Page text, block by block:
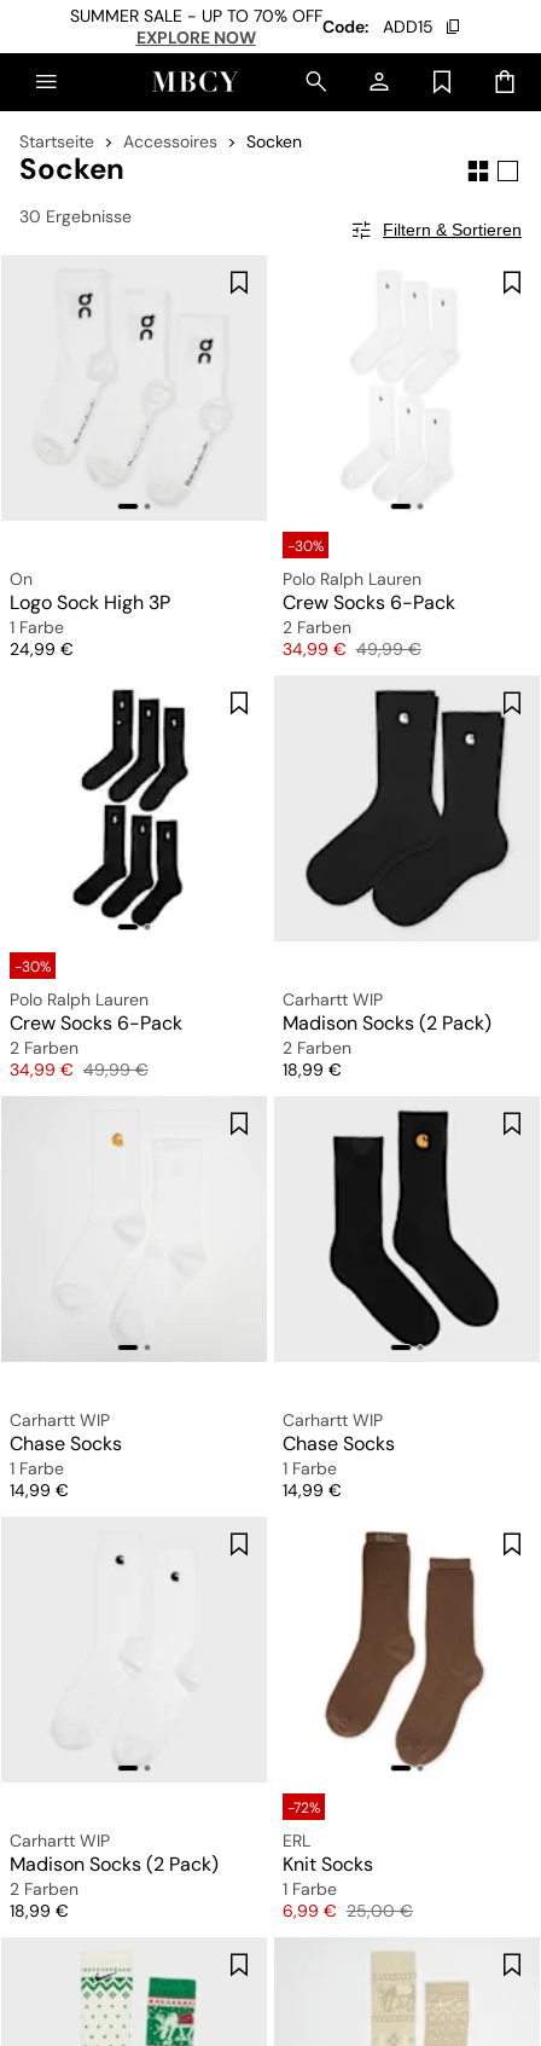
SUMMER SALE - UP TO 70% OFF
EXPLORE NOW
Code: ADD15
Startseite Accessoires Socken
Socken
30 Ergebnisse
Filtern & Sortieren
On
Logo Sock High 3P
1 Farbe
Preis
24,99 €
-30%
Polo Ralph Lauren
Crew Socks 6-Pack
2 Farben
Preis
34,99 € Originalpreis
49,99 €
-30%
Polo Ralph Lauren
Crew Socks 6-Pack
2 Farben
Preis
34,99 € Originalpreis
49,99 €
Carhartt WIP
Madison Socks (2 Pack)
2 Farben
Preis
18,99 €
Carhartt WIP
Chase Socks
1 Farbe
Preis
14,99 €
Carhartt WIP
Chase Socks
1 Farbe
Preis
14,99 €
Carhartt WIP
Madison Socks (2 Pack)
2 Farben
Preis
18,99 €
-72%
ERL
Knit Socks
1 Farbe
Preis
6,99 € Originalpreis
25,00 €